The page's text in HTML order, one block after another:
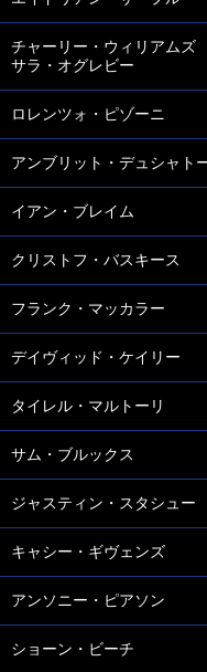
チャーリー・ウィリアムズ
サラ・オグレビー
ロレンツォ・ピゾーニ
アンブリット・デュシャト
イアン・ブレイム
クリストフ・バスキース
フランク・マッカラー
デイヴィッド・ケイリー
タイレル・マルトーリ
サム・ブルックス
ジャスティン・スタシュー
キャシー・ギヴェンズ
アンソニー・ピアソン
ショーン・ビーチ